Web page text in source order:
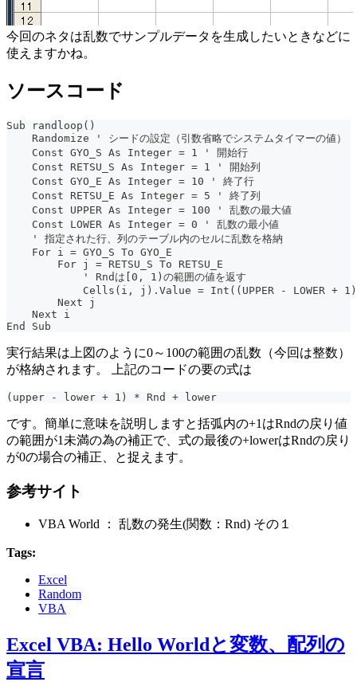
今回のネタは乱数でサンプルデータを生成したいときなどに
使えますかね。
ソースコード
Sub randloop()
    Randomize ' シードの設定（引数省略でシステムタイマーの値）
    Const GYO_S As Integer = 1 ' 開始行
    Const RETSU_S As Integer = 1 ' 開始列
    Const GYO_E As Integer = 10 ' 終了行
    Const RETSU_E As Integer = 5 ' 終了列
    Const UPPER As Integer = 100 ' 乱数の最大値
    Const LOWER As Integer = 0 ' 乱数の最小値
    ' 指定された行、列のテーブル内のセルに乱数を格納
    For i = GYO_S To GYO_E
        For j = RETSU_S To RETSU_E
            ' Rndは[0, 1)の範囲の値を返す
Cells(i, j).Value = Int((UPPER - LOWER +
        Next j
    Next i
End Sub
実行結果は上図のように0～100の範囲の乱数（今回は整数）
が格納されます。 上記のコードの要の式は
(upper - lower + 1) * Rnd + lower
です。簡単に意味を説明しますと括弧内の+1はRndの戻り値
の範囲が1未満の為の補正で、式の最後の+lowerはRndの戻り
が0の場合の補正、と捉えます。
参考サイト
VBA World ： 乱数の発生(関数：Rnd) その１
Tags:
Excel
Random
VBA
Excel VBA: Hello Worldと変数、配列の
宣言